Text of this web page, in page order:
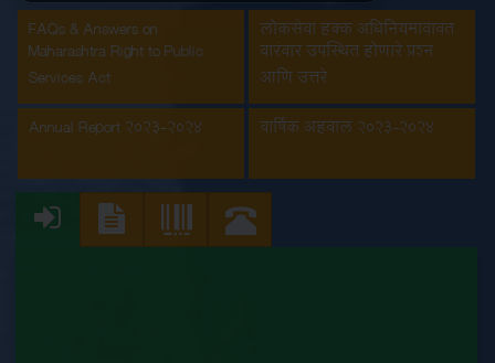
इमारत आणि इतर बांधकाम मजूर आस्थापनांची नोंदणी
(Labour Department)
कंत्राटी कामगार (नियमन व निर्मुलन) अधिनियम, 1970
अंतर्गत मुख्य मालक नोंदणी प्रमाणपत्रातील सुधारणा
(Labour Department)
कंत्राटी कामगार अनुज्ञप्ती (Labour Department)
कंत्राटी कामगार नूतनीकरण (Labour Department)
FAQs & Answers on
Maharashtra Right to Public
Services Act
लोकसेवा हक्क अधिनियमाबाबत
वारंवार उपस्थित होणारे प्रश्न
आणि उत्तरे
Annual Report 2023-2024
वार्षिक अहवाल 2023-2024